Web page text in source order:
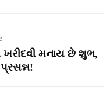
મનાય છે શુભ,
પ્રસન્ન!